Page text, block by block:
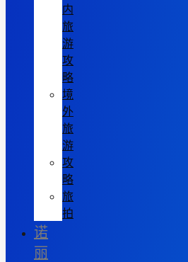
内
旅
游
攻
略
境
外
旅
游
攻
略
旅
拍
诺
丽